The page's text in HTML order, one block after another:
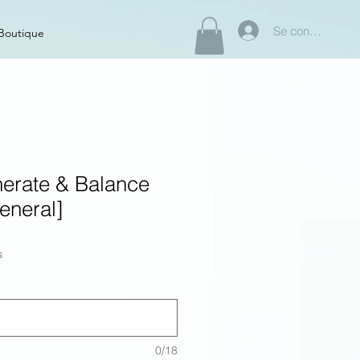
Se connecter
& Balance
0/18